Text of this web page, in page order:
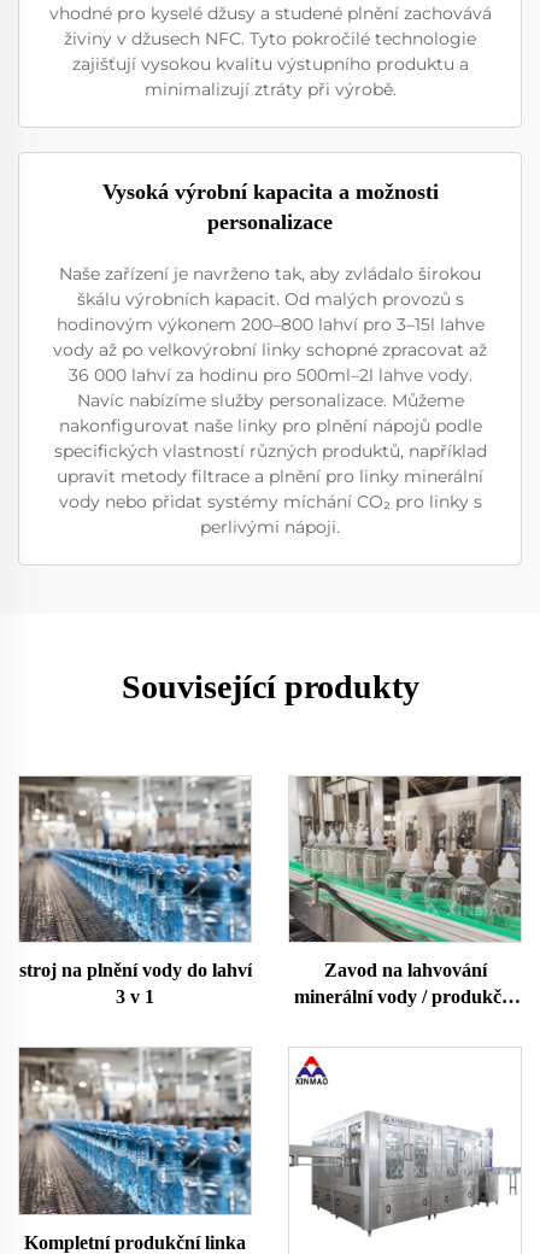
vhodné pro kyselé džusy a studené plnění zachovává
živiny v džusech NFC. Tyto pokročilé technologie
zajišťují vysokou kvalitu výstupního produktu a
minimalizují ztráty při výrobě.
Vysoká výrobní kapacita a možnosti
personalizace
Naše zařízení je navrženo tak, aby zvládalo širokou
škálu výrobních kapacit. Od malých provozů s
hodinovým výkonem 200–800 lahví pro 3–15l lahve
vody až po velkovýrobní linky schopné zpracovat až
36 000 lahví za hodinu pro 500ml–2l lahve vody.
Navíc nabízíme služby personalizace. Můžeme
nakonfigurovat naše linky pro plnění nápojů podle
specifických vlastností různých produktů, například
upravit metody filtrace a plnění pro linky minerální
vody nebo přidat systémy míchání CO₂ pro linky s
perlivými nápoji.
Související produkty
stroj na plnění vody do lahví
3 v 1
Zavod na lahvování
minerální vody / produkční
Kompletní produkční linka